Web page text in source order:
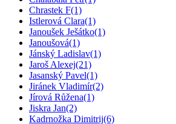
Chrastek F(1)
Istlerová Clara(1)
Janoušek Ješátko(1)
Janoušová(1)
Jánský Ladislav(1)
Jaroš Alexej(21)
Jasanský Pavel(1)
Jiránek Vladimír(2)
Jírová Růžena(1)
Jiskra Jan(2)
Kadrnožka Dimitrij(6)